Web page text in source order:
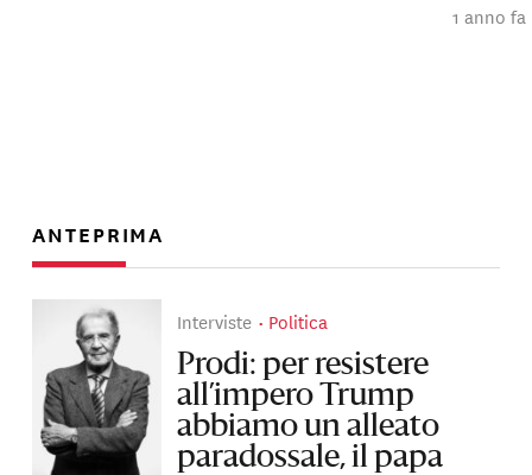
1 anno fa
ANTEPRIMA
Interviste Politica
Prodi: per resistere
all’impero Trump
abbiamo un alleato
paradossale, il papa